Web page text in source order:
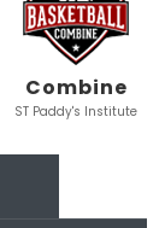
Combine
ST Paddy's Institute